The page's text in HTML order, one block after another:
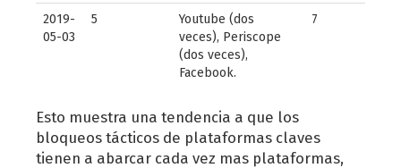
2019-
05-03
5
Youtube (dos
veces), Periscope
(dos veces),
Facebook.
7
Esto muestra una tendencia a que los
bloqueos tácticos de plataformas claves
tienen a abarcar cada vez mas plataformas,